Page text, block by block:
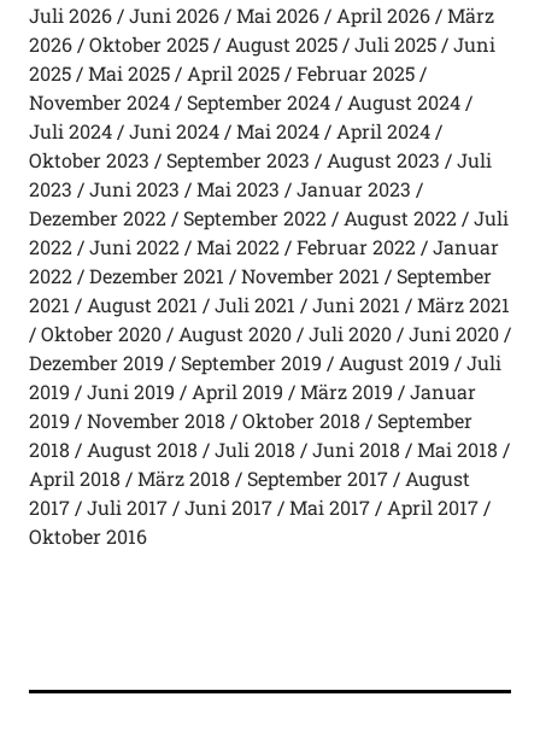
Juli 2026 Juni 2026 Mai 2026 April 2026
März
2026
Oktober 2025 August 2025 Juli 2025
Juni
2025
Mai 2025 April 2025
Februar 2025
November 2024
September 2024
August 2024
Juli 2024
Juni 2024 Mai 2024
April 2024
Oktober 2023
September 2023 August 2023
Juli
2023
Juni 2023 Mai 2023
Januar 2023
Dezember 2022
September 2022 August 2022
Juli
2022
Juni 2022 Mai 2022 Februar 2022
Januar
2022
Dezember 2021 November 2021
September
2021
August 2021 Juli 2021 Juni 2021
März 2021
Oktober 2020
August 2020 Juli 2020
Juni 2020
Dezember 2019
September 2019 August 2019
Juli
2019
Juni 2019 April 2019 März 2019
Januar
2019
November 2018 Oktober 2018
September
2018
August 2018 Juli 2018 Juni 2018
Mai 2018
April 2018
März 2018 September 2017
August
2017
Juli 2017 Juni 2017 Mai 2017
April 2017
Oktober 2016